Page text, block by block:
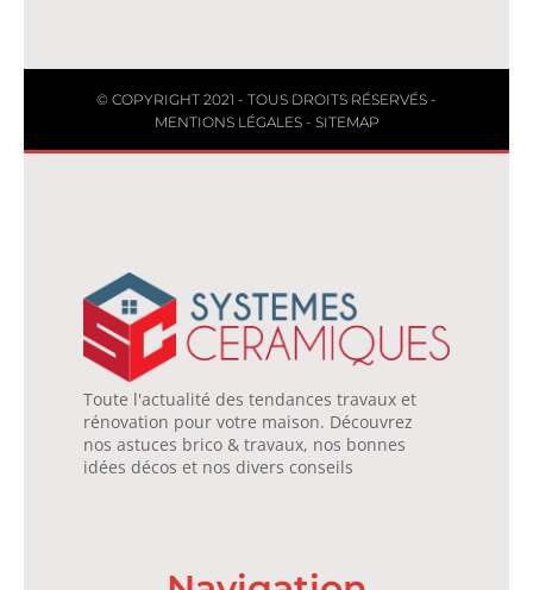
© COPYRIGHT 2021 - TOUS DROITS RÉSERVÉS -
MENTIONS LÉGALES- SITEMAP
Toute l'actualité des tendances travaux et
rénovation pour votre maison. Découvrez
nos astuces brico & travaux, nos bonnes
idées décos et nos divers conseils